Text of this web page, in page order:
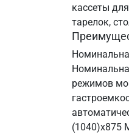
кассеты
тарелок,
режимов
(1040)х875